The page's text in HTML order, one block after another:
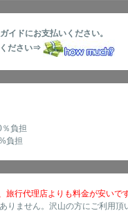
ドにお支払いください。
ださい⇒
負担
負担
旅行代理店よりも料金が安いで
りません。沢山の方にご利用